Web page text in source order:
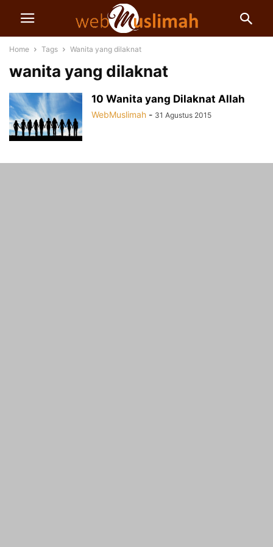
Home Tags Wanita yang dilaknat
wanita yang dilaknat
10 Wanita yang Dilaknat Allah
WebMuslimah - 31 Agustus 2015